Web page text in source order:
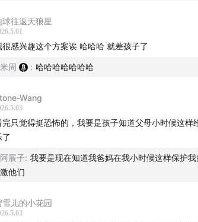
法国之旅
of the Show:
What’d I Say – Ray Charles
to Freedom – Oscar Peterson
球往返天狼星
我很感兴趣这个方案诶 哈哈哈 就差孩子了
米周 : 哈哈哈哈哈哈哈
Wang
完只觉得挺恐怖的，我要是孩子知道父母小时候这样
了
阿展子: 我要是现在知道我爸妈在我小时候这样保护
激他们
雪儿的小花园